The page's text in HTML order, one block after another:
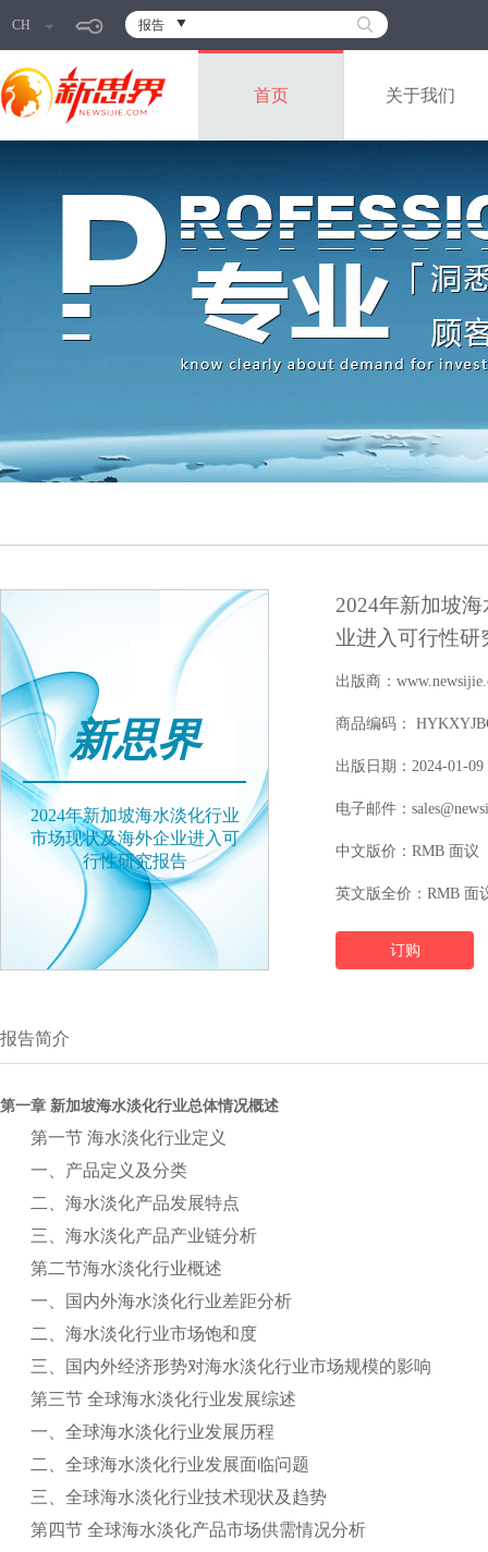
CH 报告
首页 关于我们
新思界
2024年新加坡海水淡化行业
市场现状及海外企业进入可
行性研究报告
2024年新加坡
业进入可行性研
出版商：
商品编码：
出版日期：2024-01-09
电子邮件：
中文版价：RMB 面议
英文版全价：RMB 面
订购
报告简介
第一章 新加坡海水淡化行业总体情况概述
第一节 海水淡化行业定义
一、产品定义及分类
二、海水淡化产品发展特点
三、海水淡化产品产业链分析
第二节海水淡化行业概述
一、国内外海水淡化行业差距分析
二、海水淡化行业市场饱和度
三、国内外经济形势对海水淡化行业市场规模的影响
第三节 全球海水淡化行业发展综述
一、全球海水淡化行业发展历程
二、全球海水淡化行业发展面临问题
三、全球海水淡化行业技术现状及趋势
第四节 全球海水淡化产品市场供需情况分析